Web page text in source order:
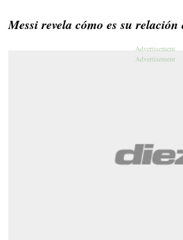
Messi revela cómo es su